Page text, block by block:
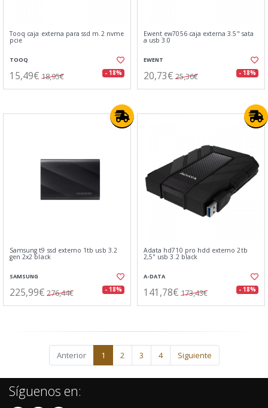
Tooq caja externa para ssd m.2 nvme
pcie
TOOQ
15,49€ 18,95€ - 18%
Ewent ew7056 caja externa 3.5" sata
a usb 3.0
EWENT
20,73€ 25,36€ - 18%
Samsung t9 ssd externo 1tb usb 3.2
gen 2x2 black
SAMSUNG
225,99€ 276,44€ - 18%
Adata hd710 pro hdd externo 2tb
2,5" usb 3.2 black
A-DATA
141,78€ 173,43€ - 18%
Anterior 1 2 3 4 Siguiente
Síguenos en: